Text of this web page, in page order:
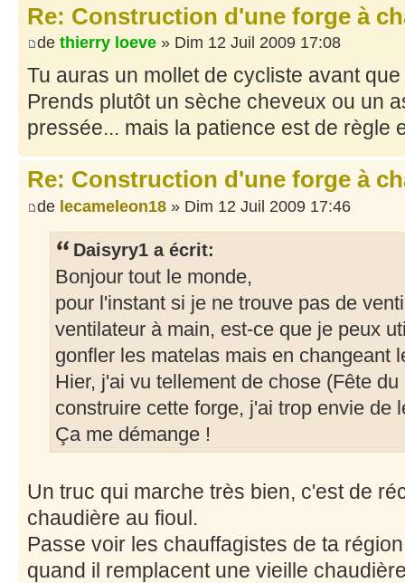
Re: Construction d'une forge à
de thierry loeve » Dim 12 Juil 2009 17:08
Tu auras un mollet de cycliste avant
Prends plutôt un sèche cheveux ou un
pressée... mais la patience est de règle
Re: Construction d'une forge à
de lecameleon18 » Dim 12 Juil 2009 17:46
Daisyry1 a écrit:
Bonjour tout le monde,
pour l'instant si je ne trouve pas de
ventilateur à main, est-ce que je peux
gonfler les matelas mais en changeant
Hier, j'ai vu tellement de chose (Fête
construire cette forge, j'ai trop envie de
Ça me démange !
Un truc qui marche très bien, c'est de
chaudière au fioul.
Passe voir les chauffagistes de ta
quand il remplacent une vieille